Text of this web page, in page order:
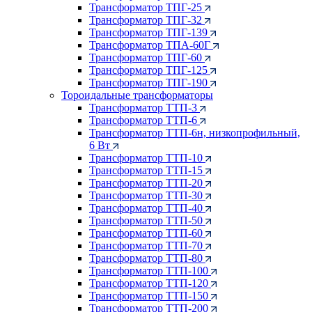
Трансформатор ТПГ-25
Трансформатор ТПГ-32
Трансформатор ТПГ-139
Трансформатор ТПА-60Г
Трансформатор ТПГ-60
Трансформатор ТПГ-125
Трансформатор ТПГ-190
Тороидальные трансформаторы
Трансформатор ТТП-3
Трансформатор ТТП-6
Трансформатор ТТП-6н, низкопрофильный,
6 Вт
Трансформатор ТТП-10
Трансформатор ТТП-15
Трансформатор ТТП-20
Трансформатор ТТП-30
Трансформатор ТТП-40
Трансформатор ТТП-50
Трансформатор ТТП-60
Трансформатор ТТП-70
Трансформатор ТТП-80
Трансформатор ТТП-100
Трансформатор ТТП-120
Трансформатор ТТП-150
Трансформатор ТТП-200